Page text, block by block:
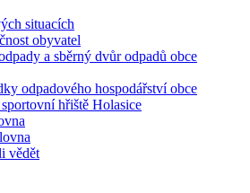
situacích
obyvatel
a sběrný dvůr odpadů obce
odpadového hospodářství obce
hřiště Holasice
vědět